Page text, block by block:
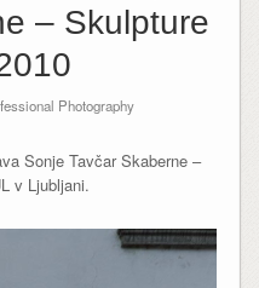
– Skulpture
Photography
Sonje Tavčar Skaberne –
v Ljubljani.